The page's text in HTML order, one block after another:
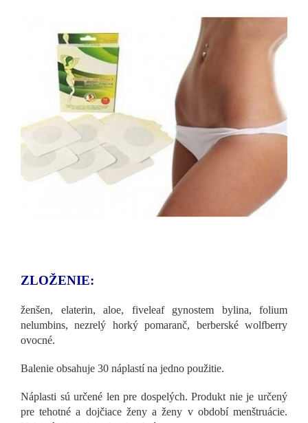
ZLOŽENIE:
ženšen, elaterin, aloe, fiveleaf gynostem bylina, folium
nelumbins, nezrelý horký pomaranč, berberské wolfberry
ovocné.
Balenie obsahuje 30 náplastí na jedno použitie.
Náplasti sú určené len pre dospelých. Produkt nie je určený
pre tehotné a dojčiace ženy a ženy v období menštruácie.